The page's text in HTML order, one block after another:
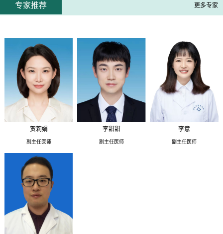
专家推荐 更多专家
贺莉娟
副主任医师
李甜甜
副主任医师
李意
副主任医师